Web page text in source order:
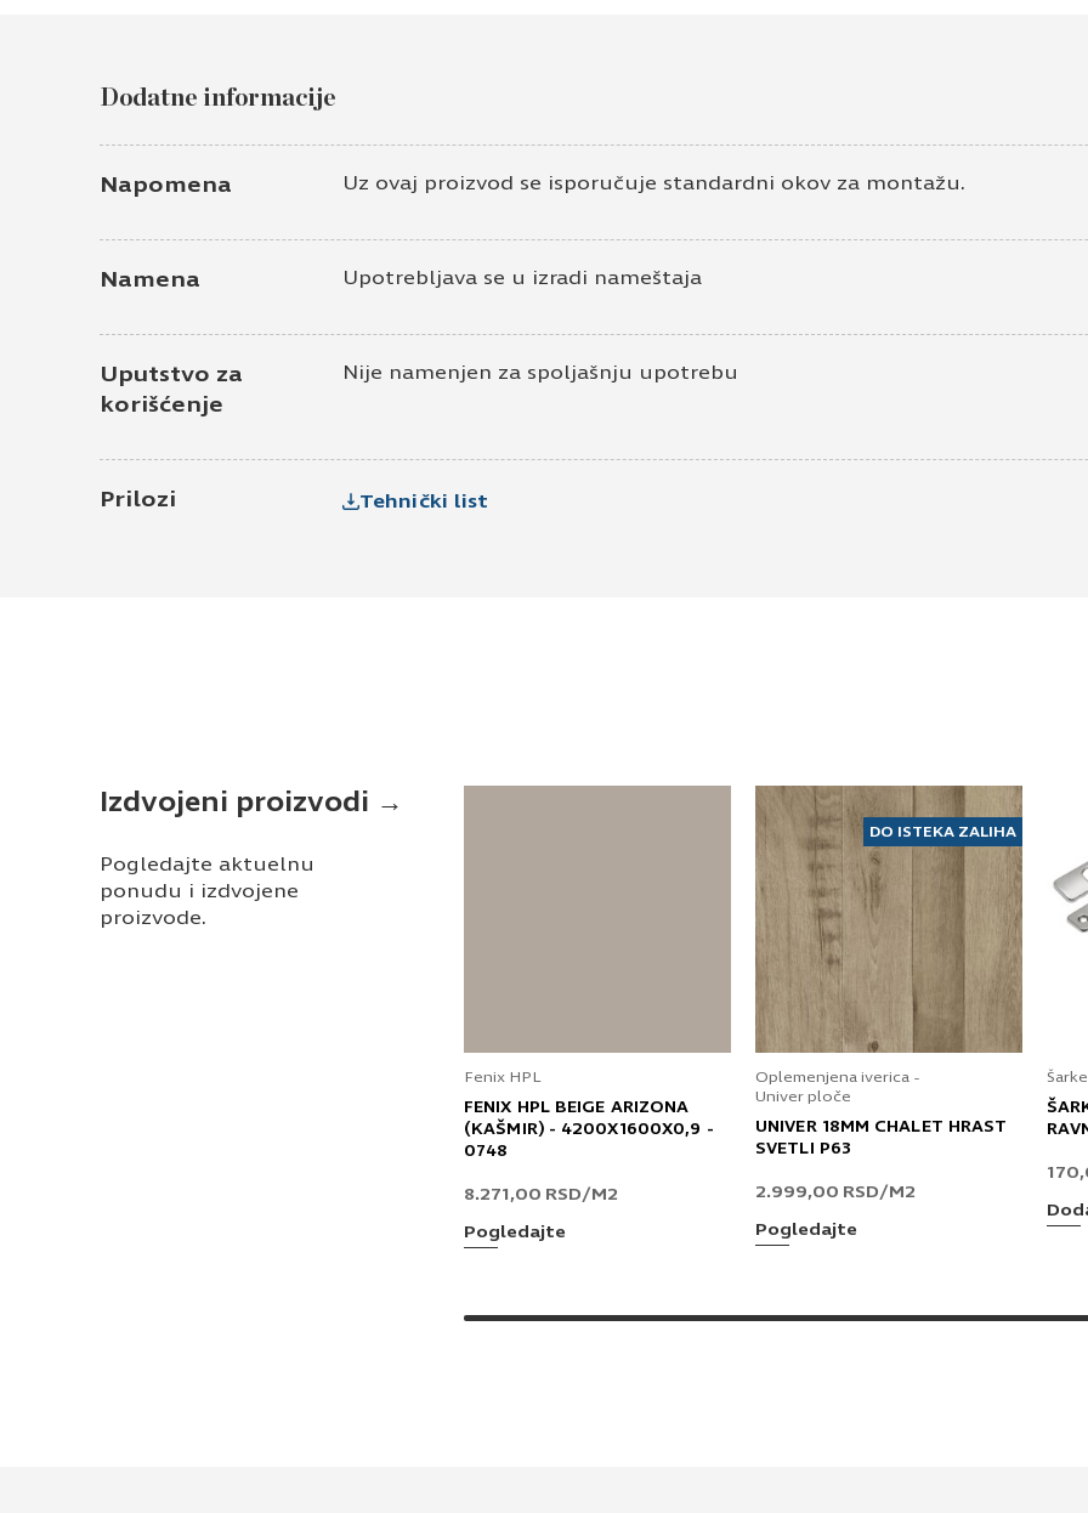
Dodatne informacije
Napomena Uz ovaj proizvod se isporučuje standardni okov za montažu.
Namena Upotrebljava se u izradi nameštaja
Uputstvo za
korišćenje
Nije namenjen za spoljašnju upotrebu
Prilozi Tehnički list
Izdvojeni proizvodi →
Pogledajte aktuelnu
ponudu i izdvojene
proizvode.
Fenix HPL
FENIX HPL BEIGE ARIZONA
(KAŠMIR) - 4200X1600X0,9 -
0748
8.271,00 RSD/M2
Pogledajte
DO ISTEKA ZALIHA
Oplemenjena iverica -
Univer ploče
UNIVER 18MM CHALET HRAST
SVETLI P63
2.999,00 RSD/M2
Pogledajte